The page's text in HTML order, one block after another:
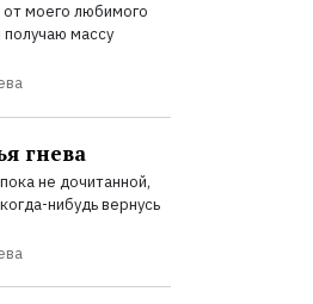
от моего любимого
массу
гнева
не дочитанной,
нибудь вернусь